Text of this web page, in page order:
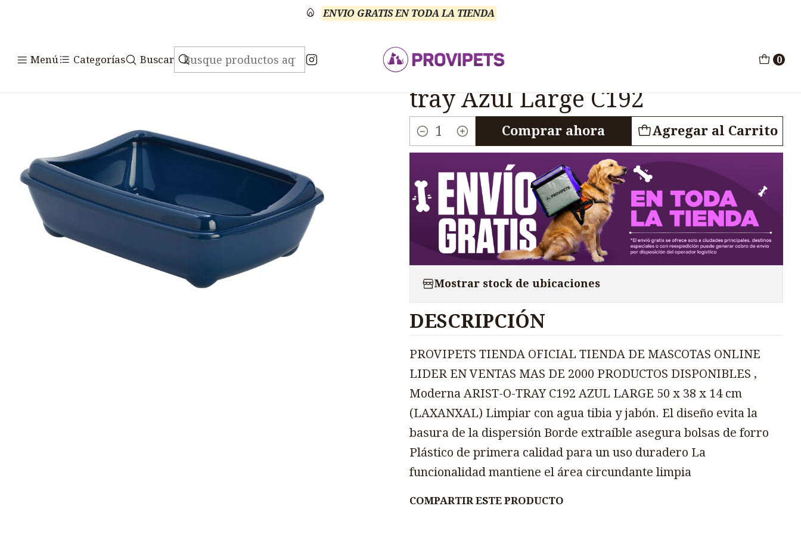
Menú Categorías Buscar 0
ENVIO GRATIS EN TODA LA TIENDA
Arenero Gatos Arenero Gatos Moderna Arist-o-tray Azul Large C192
Arenero Gatos Moderna Arist-o-
tray Azul Large C192
Cantidad
Agregar al Carrito
Comprar ahora
Mostrar stock de ubicaciones
DESCRIPCIÓN
PROVIPETS TIENDA OFICIAL TIENDA DE MASCOTAS ONLINE
LIDER EN VENTAS MAS DE 2000 PRODUCTOS DISPONIBLES ,
Moderna ARIST-O-TRAY C192 AZUL LARGE 50 x 38 x 14 cm
(LAXANXAL) Limpiar con agua tibia y jabón. El diseño evita la
basura de la dispersión Borde extraíble asegura bolsas de forro
Plástico de primera calidad para un uso duradero La
funcionalidad mantiene el área circundante limpia
COMPARTIR ESTE PRODUCTO